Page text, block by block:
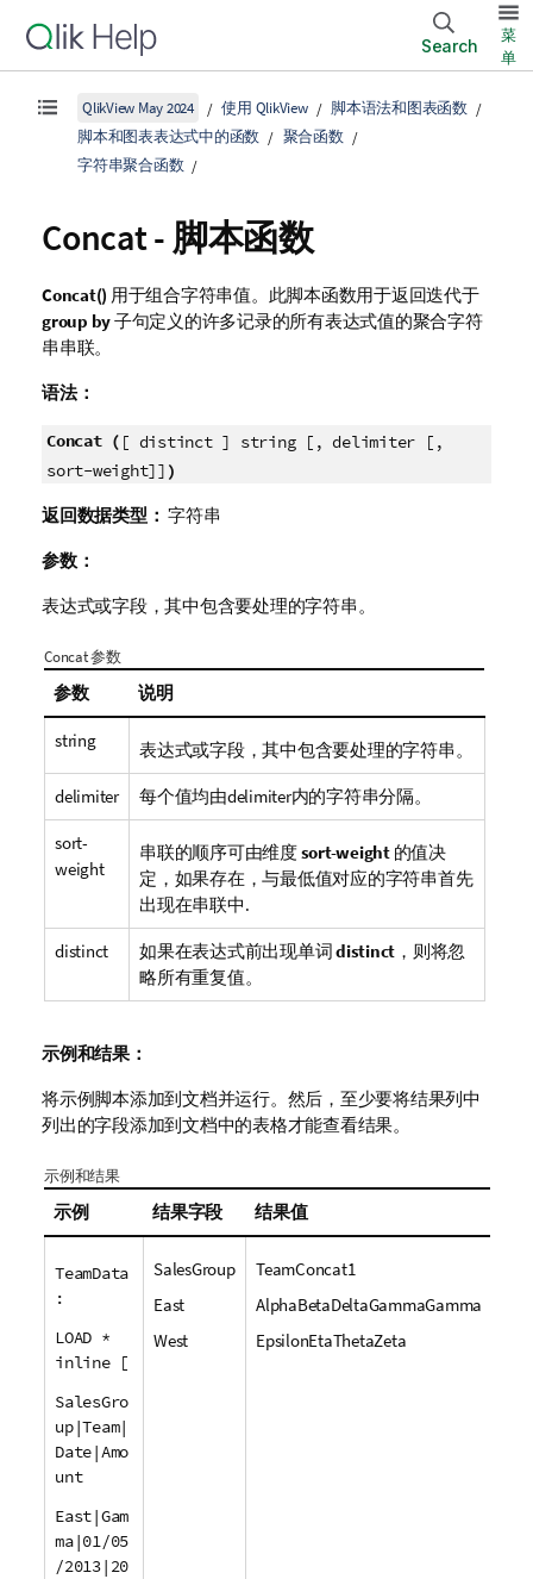
Search
菜
单
QlikView May 2024 使用 QlikView
脚本语法和图表函数
脚本和图表表达式中的函数
聚合函数
字符串聚合函数
Concat - 脚本函数
Concat() 用于组合字符串值。此脚本函数用于返回迭代于
group by子句定义的许多记录的所有表达式值的聚合字符
串串联。
语法：
Concat ( [ distinct ] string [, delimiter [,
sort-weight]] )
返回数据类型： 字符串
参数：
表达式或字段，其中包含要处理的字符串。
Concat 参数
参数 说明
string 表达式或字段，其中包含要处理的字符串。
delimiter 每个值均由delimiter内的字符串分隔。
sort-
weight
串联的顺序可由维度sort-weight的值决
定，如果存在，与最低值对应的字符串首先
出现在串联中.
distinct 如果在表达式前出现单词distinct ，则将忽
略所有重复值。
示例和结果：
将示例脚本添加到文档并运行。然后，至少要将结果列中
列出的字段添加到文档中的表格才能查看结果。
示例和结果
示例 结果字段 结果值
TeamData
:
LOAD *
inline [
SalesGro
up|Team|
Date|Amo
unt
East|Gam
ma|01/05
/2013|20
SalesGroup
East
West
TeamConcat1
AlphaBetaDeltaGammaGamma
EpsilonEtaThetaZeta